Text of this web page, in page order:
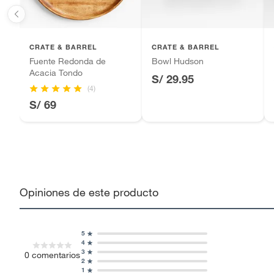
CRATE & BARREL
Fuente Redonda de
Acacia Tondo
(4)
S/ 69
CRATE & BARREL
Bowl Hudson
S/ 29.95
Opiniones de este producto
0 comentarios
1
2
3
4
5